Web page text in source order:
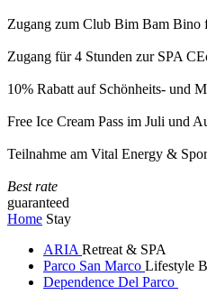
Zugang zum Club Bim Bam Bino
Zugang für 4 Stunden zur SPA
10% Rabatt auf Schönheits- und
Free Ice Cream Pass im Juli und
Teilnahme am Vital Energy &
Best rate
guaranteed
Home Stay
ARIA Retreat & SPA
Parco San Marco Lifestyle
Dependence Del Parco